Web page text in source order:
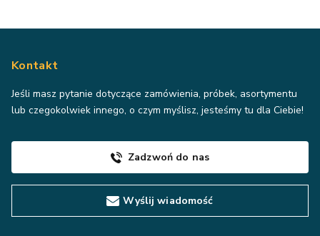
Kontakt
Jeśli masz pytanie dotyczące zamówienia, próbek, asortymentu
lub czegokolwiek innego, o czym myślisz, jesteśmy tu dla Ciebie!
Zadzwoń do nas
Wyślij wiadomość